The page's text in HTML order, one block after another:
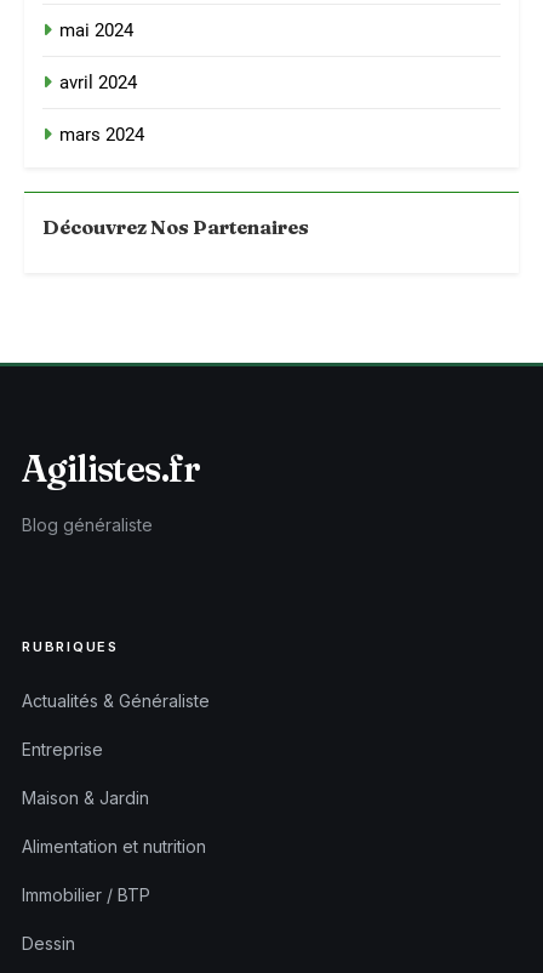
mai 2024
avril 2024
mars 2024
Découvrez Nos Partenaires
Agilistes.fr
Blog généraliste
RUBRIQUES
Actualités & Généraliste
Entreprise
Maison & Jardin
Alimentation et nutrition
Immobilier / BTP
Dessin